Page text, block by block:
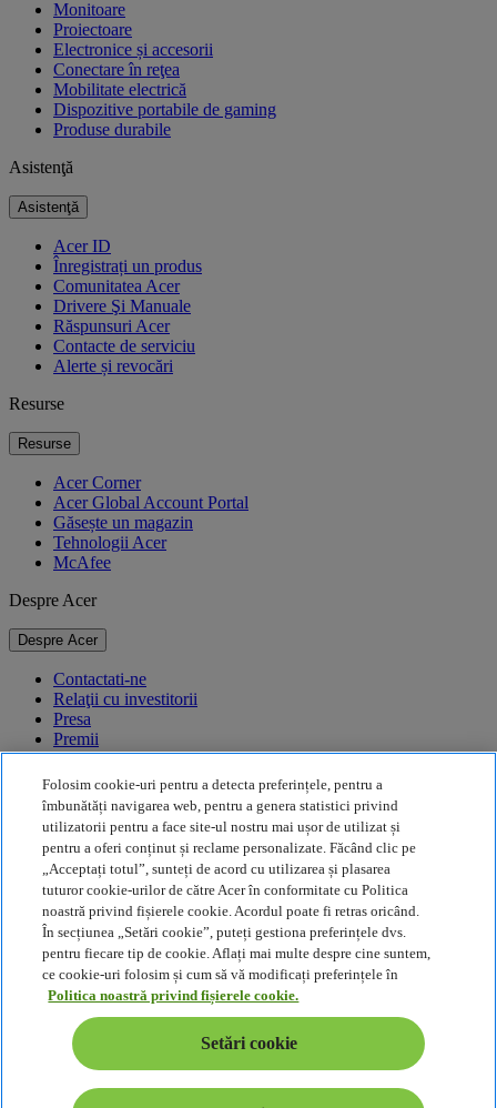
Monitoare
Proiectoare
Electronice și accesorii
Conectare în reţea
Mobilitate electrică
Dispozitive portabile de gaming
Produse durabile
Asistenţă
Asistenţă
Acer ID
Înregistrați un produs
Comunitatea Acer
Drivere Şi Manuale
Răspunsuri Acer
Contacte de serviciu
Alerte și revocări
Resurse
Resurse
Acer Corner
Acer Global Account Portal
Găsește un magazin
Tehnologii Acer
McAfee
Despre Acer
Despre Acer
Contactati-ne
Relaţii cu investitorii
Presa
Premii
Evenimente
Durabilitate
Durabilitate
Responsabilitate socială a corporației
Amprenta de carbon a produselor
Project Humanity
Earthion
Politica de Confidenţialitate
Politica privind modulele cookie
Notă juridică
Informații legale suplimentare
Politică de accesibilitate
Setări cookie
România - Română
Folosim cookie-uri pentru a detecta preferințele, pentru a
îmbunătăți navigarea web, pentru a genera statistici privind
utilizatorii pentru a face site-ul nostru mai ușor de utilizat și
pentru a oferi conținut și reclame personalizate. Făcând clic pe
„Acceptați totul”, sunteți de acord cu utilizarea și plasarea
tuturor cookie-urilor de către Acer în conformitate cu Politica
noastră privind fișierele cookie. Acordul poate fi retras oricând.
În secțiunea „Setări cookie”, puteți gestiona preferințele dvs.
pentru fiecare tip de cookie. Aflați mai multe despre cine suntem,
ce cookie-uri folosim și cum să vă modificați preferințele în
Politica noastră privind fișierele cookie.
Setări cookie